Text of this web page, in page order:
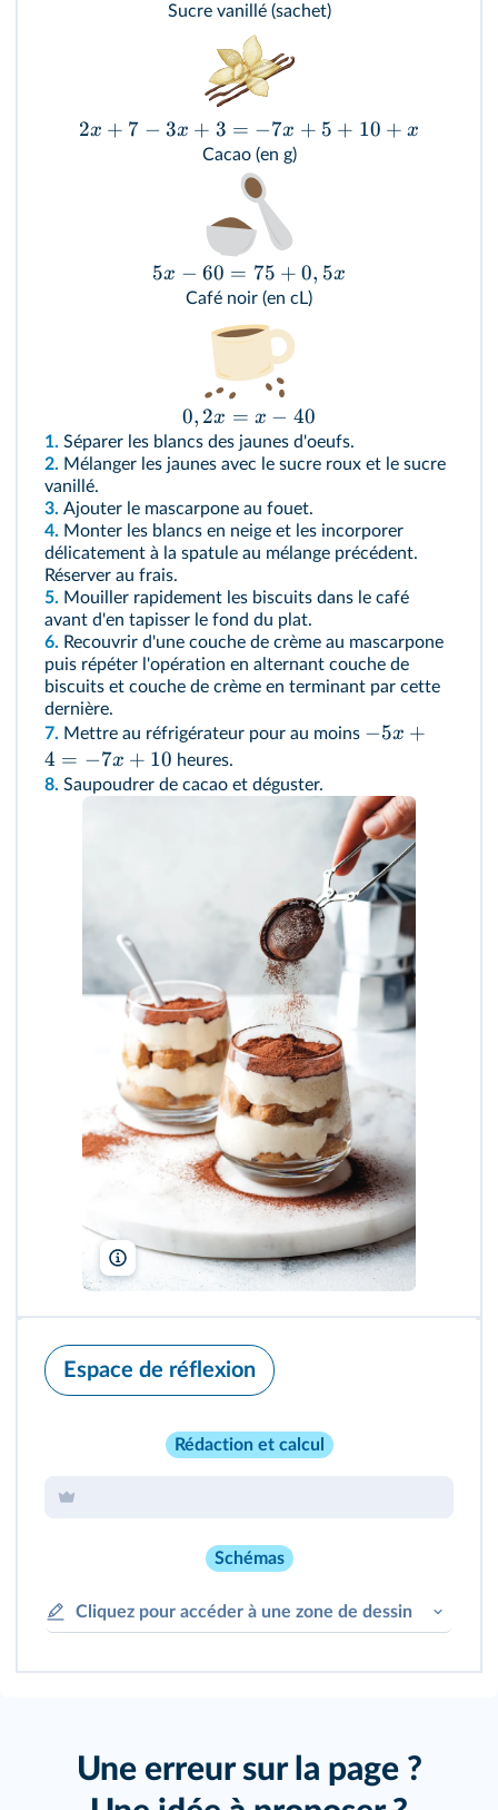
Sucre vanillé (sachet)
2x + 7 − 3x + 3 = −7x + 5 + 10 + x
Cacao (en g)
5x − 60 = 75 + 0, 5x
Café noir (en cL)
0, 2x = x − 40
1. Séparer les blancs des jaunes d'oeufs.
2. Mélanger les jaunes avec le sucre roux et le sucre
vanillé.
3. Ajouter le mascarpone au fouet.
4. Monter les blancs en neige et les incorporer
délicatement à la spatule au mélange précédent.
Réserver au frais.
5. Mouiller rapidement les biscuits dans le café
avant d'en tapisser le fond du plat.
6. Recouvrir d'une couche de crème au mascarpone
puis répéter l'opération en alternant couche de
biscuits et couche de crème en terminant par cette
dernière.
7. Mettre au réfrigérateur pour au moins −5x +
4 = −7x + 10 heures.
8. Saupoudrer de cacao et déguster.
zarzamora/Shutterstock
Espace de réflexion
Rédaction et calcul
Schémas
Cliquez pour accéder à une zone de dessin
Une erreur sur la page ?